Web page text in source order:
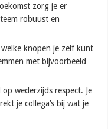
zorg je er
robuust en
knopen je zelf kunt
met bijvoorbeeld
wederzijds respect. Je
je collega’s bij wat je